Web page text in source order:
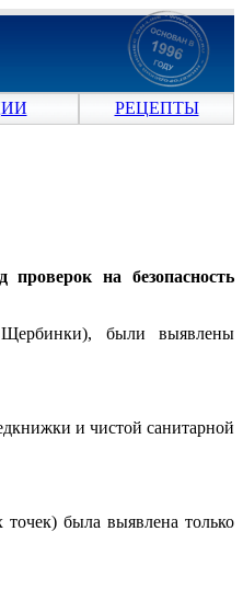
РЕЦЕПТЫ
на безопасность
Щербинки), были выявлены
и чистой санитарной
точек) была выявлена только